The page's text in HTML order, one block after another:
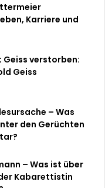
Karriere und
verstorben:
Geiss
– Was
den Gerüchten
– Was ist über
Kabarettistin